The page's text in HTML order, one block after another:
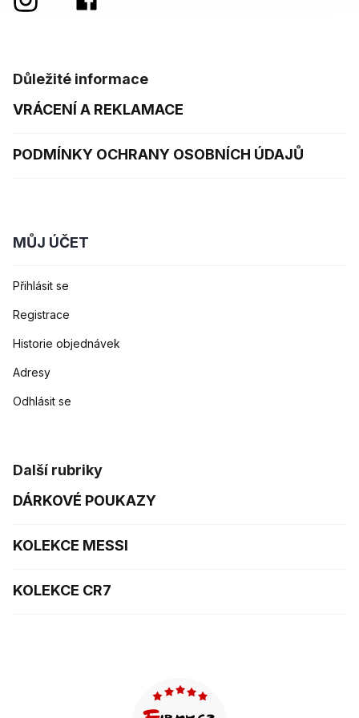
Důležité informace
VRÁCENÍ A REKLAMACE
PODMÍNKY OCHRANY OSOBNÍCH ÚDAJŮ
MŮJ ÚČET
Přihlásit se
Registrace
Historie objednávek
Adresy
Odhlásit se
Další rubriky
DÁRKOVÉ POUKAZY
KOLEKCE MESSI
KOLEKCE CR7